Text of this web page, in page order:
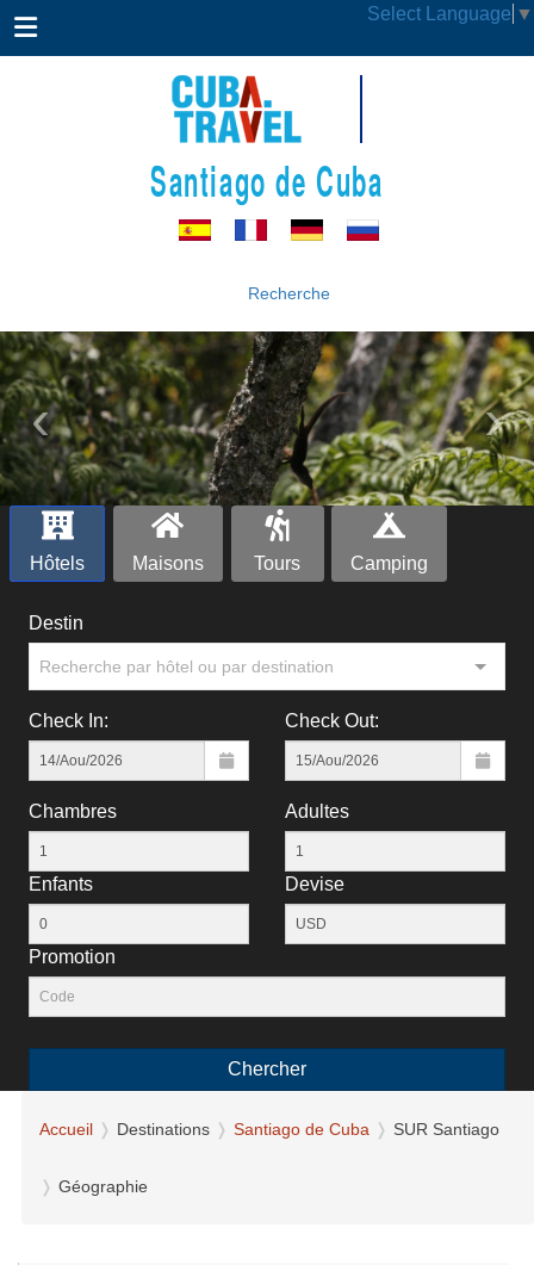
Select Language ▼
Santiago de Cuba
Recherche
‹ ›
Hôtels Maisons Tours Camping
Destin
Recherche par hôtel ou par destination
Check In: Check Out:
Chambres Adultes
Enfants Devise
Рromotion
Chercher
Accueil Destinations Santiago de Cuba SUR Santiago
Géographie